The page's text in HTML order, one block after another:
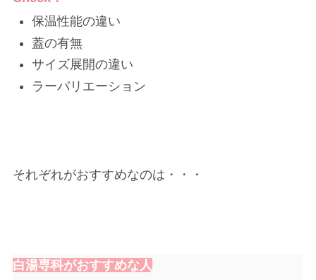
保温性能の違い
蓋の有無
サイズ展開の違い
ラーバリエーション
それぞれがおすすめなのは・・・
白湯専科がおすすめな人